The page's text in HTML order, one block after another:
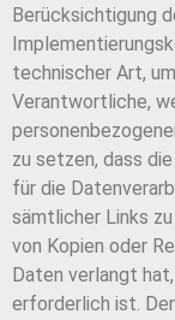
Berücksichtigung
technischer Art,
Verantwortliche,
zu setzen, dass
für die
sämtlicher Links
von Kopien oder
Daten verlangt
erforderlich ist.